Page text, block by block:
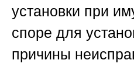
установки при
споре для
причины